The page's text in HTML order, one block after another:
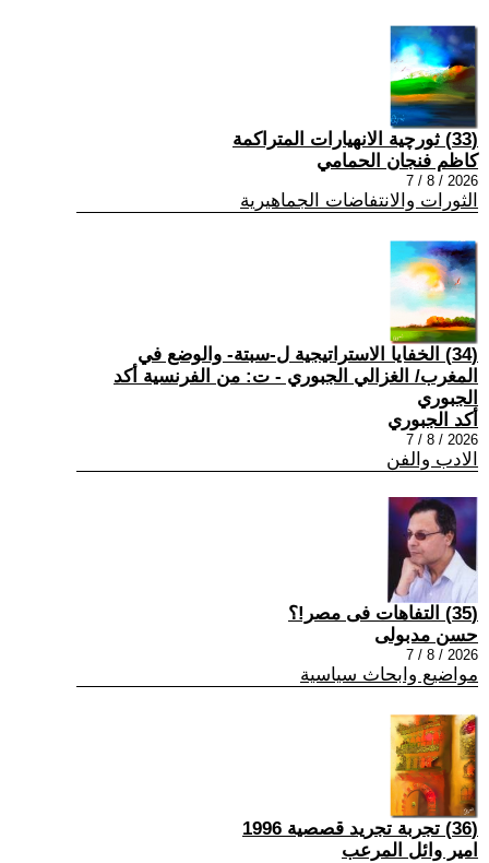
(33) ثورچية الانهيارات المتراكمة
كاظم فنجان الحمامي
2026 / 8 / 7
الثورات والانتفاضات الجماهيرية
(34) الخفايا الاستراتيجية ل-سبتة- والوضع في
المغرب/ الغزالي الجبوري - ت: من الفرنسية أكد
الجبوري
أكد الجبوري
2026 / 8 / 7
الادب والفن
(35) التفاهات فى مصر!؟
حسن مدبولى
2026 / 8 / 7
مواضيع وابحاث سياسية
(36) تجربة تجريد قصصية 1996
امير وائل المرعب